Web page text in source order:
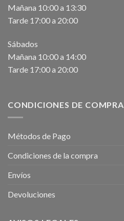
Mañana 10:00 a 13:30
Tarde 17:00 a 20:00
Sábados
Mañana 10:00 a 14:00
Tarde 17:00 a 20:00
CONDICIONES DE COMPRA
Métodos de Pago
Condiciones de la compra
Envíos
Devoluciones